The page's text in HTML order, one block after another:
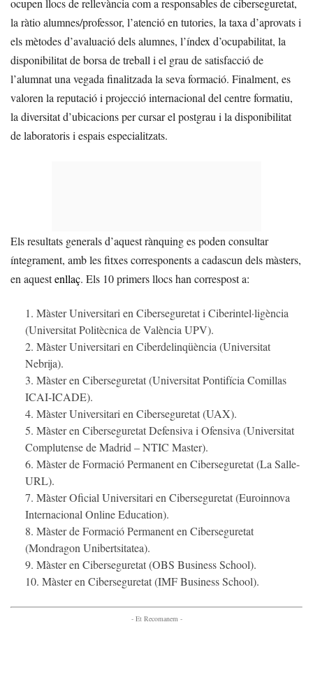
ocupen llocs de rellevància com a responsables de ciberseguretat,
la ràtio alumnes/professor, l’atenció en tutories, la taxa d’aprovats i
els mètodes d’avaluació dels alumnes, l’índex d’ocupabilitat, la
disponibilitat de borsa de treball i el grau de satisfacció de
l’alumnat una vegada finalitzada la seva formació. Finalment, es
valoren la reputació i projecció internacional del centre formatiu,
la diversitat d’ubicacions per cursar el postgrau i la disponibilitat
de laboratoris i espais especialitzats.
Els resultats generals d’aquest rànquing es poden consultar
íntegrament, amb les fitxes corresponents a cadascun dels màsters,
en aquestenllaç. Els 10 primers llocs han correspost a:
Màster Universitari en Ciberseguretat i Ciberintel·ligència
(Universitat Politècnica de València UPV).
Màster Universitari en Ciberdelinqüència (Universitat
Nebrija).
Màster en Ciberseguretat (Universitat Pontifícia Comillas
ICAI-ICADE).
Màster Universitari en Ciberseguretat (UAX).
Màster en Ciberseguretat Defensiva i Ofensiva (Universitat
Complutense de Madrid – NTIC Master).
Màster de Formació Permanent en Ciberseguretat (La Salle-
URL).
Màster Oficial Universitari en Ciberseguretat (Euroinnova
Internacional Online Education).
Màster de Formació Permanent en Ciberseguretat
(Mondragon Unibertsitatea).
Màster en Ciberseguretat (OBS Business School).
Màster en Ciberseguretat (IMF Business School).
- Et Recomanem -